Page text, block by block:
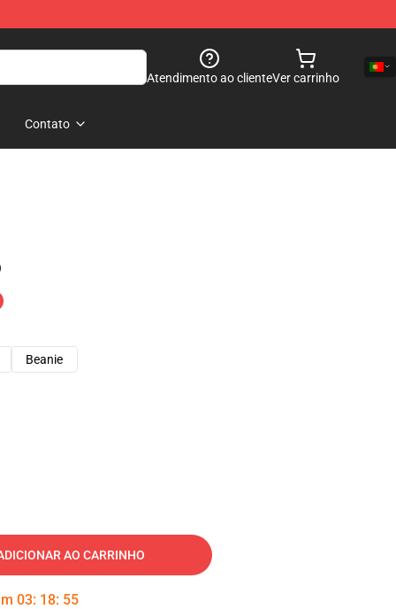
Atendimento ao clienteVer carrinho
Contato
Beanie
AO CARRINHO
03: 18: 54